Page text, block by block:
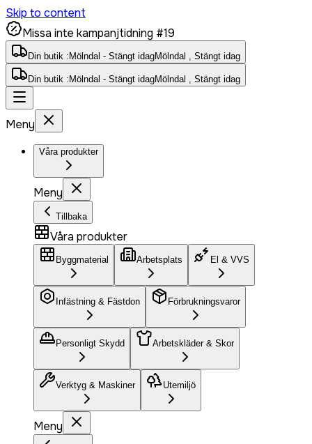
Skip to content
Missa inte kampanjtidning #19
Din butik : Mölndal - Stängt idagMölndal , Stängt idag
Din butik : Mölndal - Stängt idagMölndal , Stängt idag
Meny
Våra produkter
Meny
Tillbaka
Våra produkter
Byggmaterial Arbetsplats El & VVS
Infästning & Fästdon Förbrukningsvaror
Personligt Skydd Arbetskläder & Skor
Verktyg & Maskiner Utemiljö
Meny